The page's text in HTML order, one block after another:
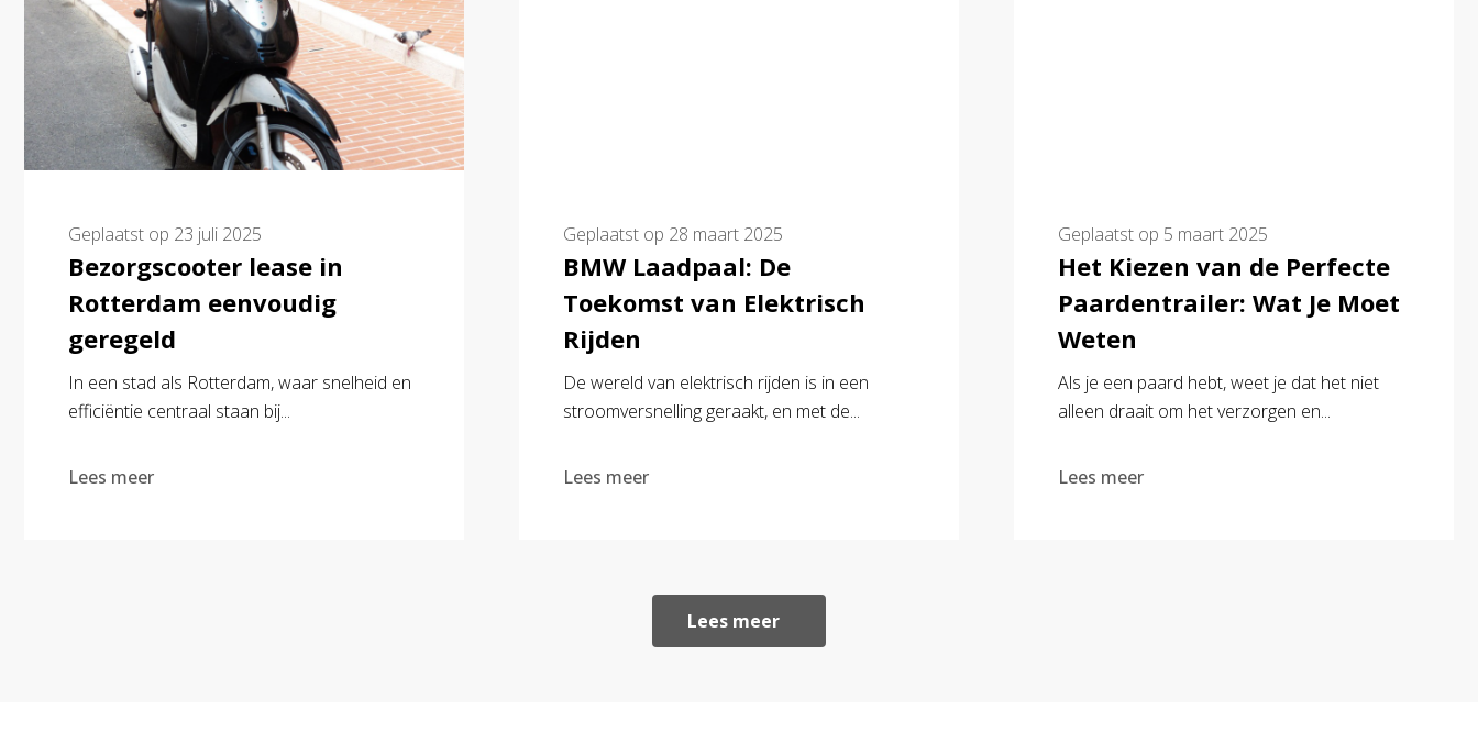
Geplaatst op 23 juli 2025
Bezorgscooter lease in
Rotterdam eenvoudig
geregeld
In een stad als Rotterdam, waar snelheid en
efficiëntie centraal staan bij...
Lees meer
Geplaatst op 28 maart 2025
BMW Laadpaal: De
Toekomst van Elektrisch
Rijden
De wereld van elektrisch rijden is in een
stroomversnelling geraakt, en met de...
Lees meer
Geplaatst op 5 maart 2025
Het Kiezen van de Perfecte
Paardentrailer: Wat Je Moet
Weten
Als je een paard hebt, weet je dat het niet
alleen draait om het verzorgen en...
Lees meer
Lees meer